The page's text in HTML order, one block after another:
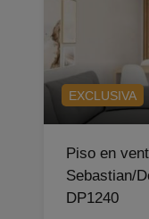
EXCLUSIVA
Piso en
Sebastian/
DP1240